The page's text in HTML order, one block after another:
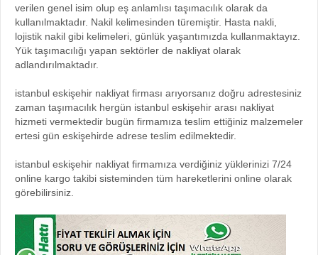
verilen genel isim olup eş anlamlısı taşımacılık olarak da
kullanılmaktadır. Nakil kelimesinden türemiştir. Hasta nakli,
lojistik nakil gibi kelimeleri, günlük yaşantımızda kullanmaktayız.
Yük taşımacılığı yapan sektörler de nakliyat olarak
adlandırılmaktadır.
istanbul eskişehir nakliyat firması arıyorsanız doğru adrestesiniz
zaman taşımacılık hergün istanbul eskişehir arası nakliyat
hizmeti vermektedir bugün firmamıza teslim ettiğiniz malzemeler
ertesi gün eskişehirde adrese teslim edilmektedir.
istanbul eskişehir nakliyat firmamıza verdiğiniz yüklerinizi 7/24
online kargo takibi sisteminden tüm hareketlerini online olarak
görebilirsiniz.